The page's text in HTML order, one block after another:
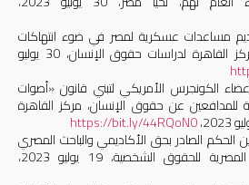
مساعدات عسكرية لمصر في ضوء انتهاكات
حقوق الإنسان المستمرة، مركز القاهرة لدراسات حقوق الإنسان، 30 يوليو
الكونجرس الأمريكي لتبني قانون «أصوات
للمدافعين عن حقوق الإنسان، مركز القاهرة
https://bit.ly/44RQoN0
الصادر بحق الأكاديمي والباحث المصري
للحقوق الشخصية، 19 يوليو 2023،